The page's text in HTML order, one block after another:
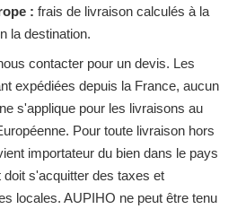
: frais de livraison calculés à la
la destination.
contacter pour un devis. Les
expédiées depuis la France, aucun
s'applique pour les livraisons au
Pour toute livraison hors
importateur du bien dans le pays
doit s'acquitter des taxes et
locales. AUPIHO ne peut être tenu